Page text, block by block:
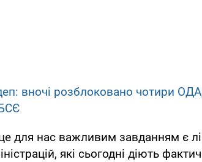
вночі розблоковано чотири
для нас важливим завданням є
які сьогодні діють